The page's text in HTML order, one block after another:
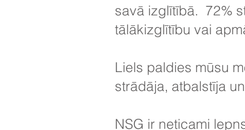
savā izglītībā. 72%
tālākizglītību vai
Liels paldies mūsu
strādāja, atbalstīja
NSG ir neticami